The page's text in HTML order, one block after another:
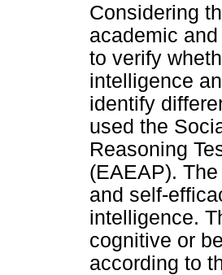
Considering
academic
to verify
intelligence
identify
used the
Reasoning
(EAEAP).
and self-
intelligence.
cognitive or
according to